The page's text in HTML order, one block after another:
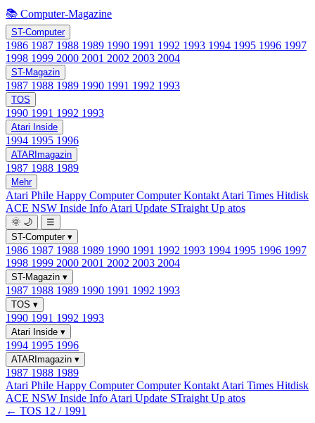
📚 Computer-Magazine
ST-Computer
1986 1987 1988 1989 1990 1991 1992 1993 1994 1995 1996 1997
1998 1999 2000 2001 2002 2003 2004
ST-Magazin
1987 1988 1989 1990 1991 1992 1993
TOS
1990 1991 1992 1993
Atari Inside
1994 1995 1996
ATARImagazin
1987 1988 1989
Mehr
Atari Phile Happy ComputerComputer Kontakt Atari Times Hitdisk
ACE NSW Inside Info Atari Update STraight Up atos
🌞 🌙
☰
ST-Computer ▾
1986 1987 1988 1989 1990 1991 1992 1993 1994 1995 1996 1997
1998 1999 2000 2001 2002 2003 2004
ST-Magazin ▾
1987 1988 1989 1990 1991 1992 1993
TOS ▾
1990 1991 1992 1993
Atari Inside ▾
1994 1995 1996
ATARImagazin ▾
1987 1988 1989
Atari Phile Happy ComputerComputer Kontakt Atari Times Hitdisk
ACE NSW Inside Info Atari Update STraight Up atos
← TOS 12 / 1991